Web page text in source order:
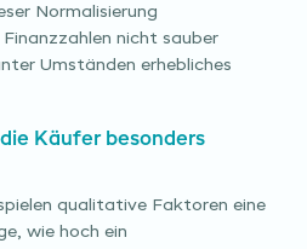
Normalisierung
nicht sauber
Umständen erhebliches
Käufer besonders
qualitative Faktoren eine
wie hoch ein